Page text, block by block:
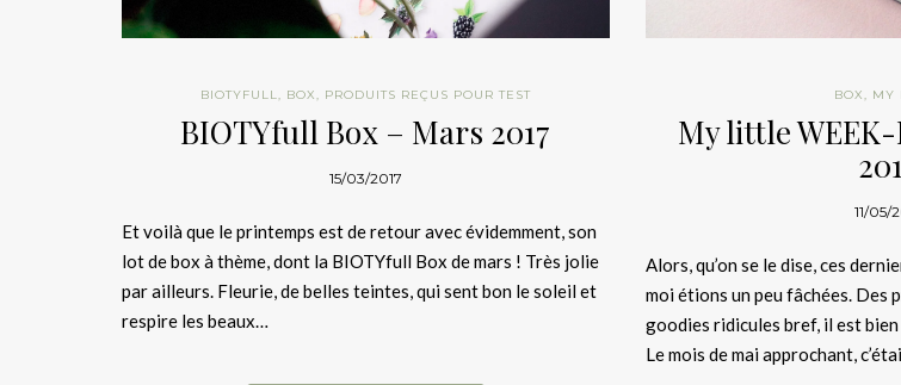
BIOTYFULL, BOX, PRODUITS REÇUS POUR TEST
BIOTYfull Box – Mars 2017
15/03/2017
Et voilà que le printemps est de retour avec évidemment, son
lot de box à thème, dont la BIOTYfull Box de mars ! Très jolie
par ailleurs. Fleurie, de belles teintes, qui sent bon le soleil et
respire les beaux…
BOX, MY
My little
11/05/
Alors, qu’on se le dise, ces
moi étions un peu fâchées. Des
goodies ridicules bref, il est
Le mois de mai approchant,